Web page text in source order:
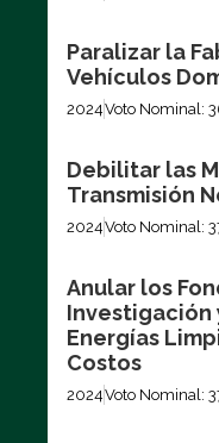
Paralizar la
Vehículos
2024Voto Nominal:
Debilitar las
Transmisión
2024Voto Nominal:
Anular los
Investigación
Energías
Costos
2024Voto Nominal: